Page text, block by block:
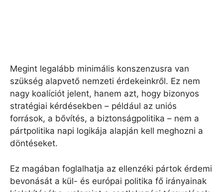
Megint legalább minimális konszenzusra van
szükség alapvető nemzeti érdekeinkről. Ez nem
nagy koalíciót jelent, hanem azt, hogy bizonyos
stratégiai kérdésekben – például az uniós
források, a bővítés, a biztonságpolitika – nem a
pártpolitika napi logikája alapján kell meghozni a
döntéseket.
Ez magában foglalhatja az ellenzéki pártok érdemi
bevonását a kül- és európai politika fő irányainak